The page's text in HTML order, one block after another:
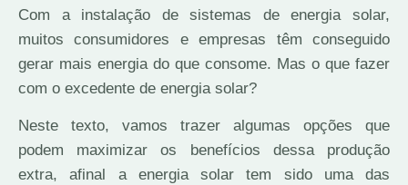
Com a instalação de sistemas de energia solar,
muitos consumidores e empresas têm conseguido
gerar mais energia do que consome. Mas o que fazer
com o excedente de energia solar?
Neste texto, vamos trazer algumas opções que
podem maximizar os benefícios dessa produção
extra, afinal a energia solar tem sido uma das